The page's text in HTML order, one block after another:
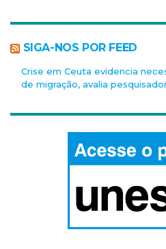
SIGA-NOS POR FEED
Crise em Ceuta evidencia
de migração, avalia